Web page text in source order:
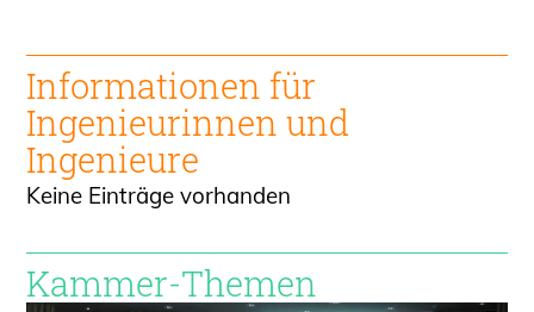
Informationen für
Ingenieurinnen und
Ingenieure
Keine Einträge vorhanden
Kammer-Themen